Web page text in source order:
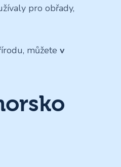
pro obřady,
můžetev